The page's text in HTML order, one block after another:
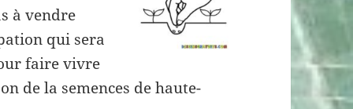
à vendre
qui sera
faire vivre
de la semences de haute-